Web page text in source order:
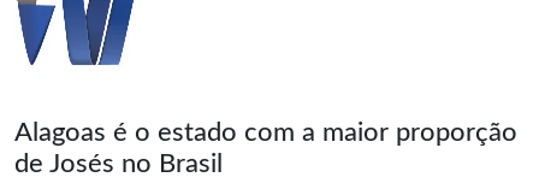
Alagoas é o estado com a maior proporção
de Josés no Brasil